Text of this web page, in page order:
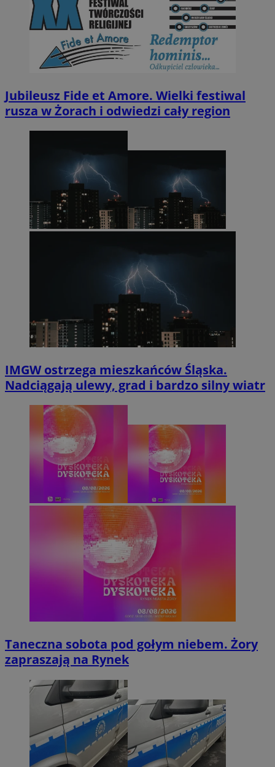
Jubileusz Fide et Amore. Wielki festiwal
rusza w Żorach i odwiedzi cały region
IMGW ostrzega mieszkańców Śląska.
Nadciągają ulewy, grad i bardzo silny wiatr
Taneczna sobota pod gołym niebem. Żory
zapraszają na Rynek